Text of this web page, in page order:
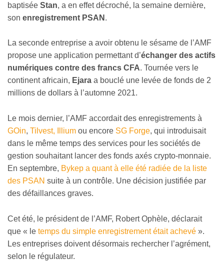
baptisée Stan, a en effet décroché, la semaine dernière,
son enregistrement PSAN .
La seconde entreprise a avoir obtenu le sésame de l’AMF
propose une application permettant d’échanger des actifs
numériques contre des francs CFA. Tournée vers le
continent africain, Ejara a bouclé une levée de fonds de 2
millions de dollars à l’automne 2021.
Le mois dernier, l’AMF accordait des enregistrements à
GOin, Tilvest, Illium ou encore SG Forge, qui introduisait
dans le même temps des services pour les sociétés de
gestion souhaitant lancer des fonds axés crypto-monnaie.
En septembre, Bykep a quant à elle été radiée de la liste
des PSAN suite à un contrôle. Une décision justifiée par
des défaillances graves.
Cet été, le président de l’AMF, Robert Ophèle, déclarait
que « le temps du simple enregistrement était achevé ».
Les entreprises doivent désormais rechercher l’agrément,
selon le régulateur.